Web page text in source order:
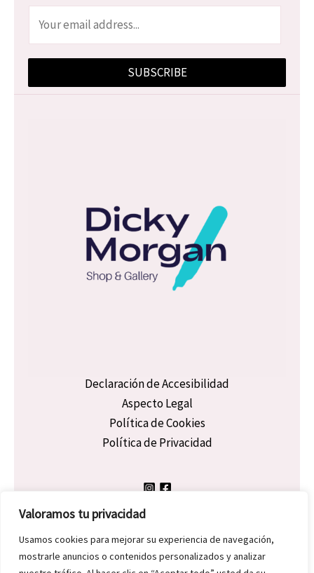
Valoramos tu privacidad
Usamos cookies para mejorar su experiencia de navegación,
mostrarle anuncios o contenidos personalizados y analizar
l
SUBSCRIBE
Declaración de Accesibilidad
Aspecto Legal
Política de Cookies
Política de Privacidad
Copyright © 2026 Dicky Morgan | Powered by Dicky Morgan